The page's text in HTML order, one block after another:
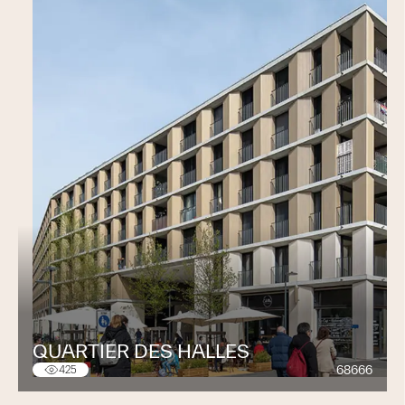
QUARTIER DES HALLES
425 68666